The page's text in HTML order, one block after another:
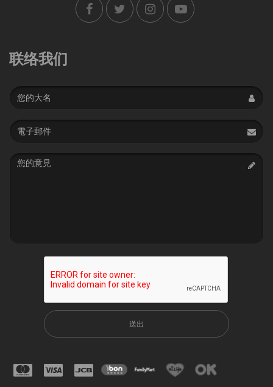
联络我们
Name
Email
address
Message
送出